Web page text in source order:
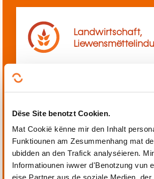
Dëse Site benotzt Cookien.
Mat Cookië kënne mir den Inhalt
Funktiounen am Zesummenhang mat
ubidden an den Trafick analyséieren.
Informatiounen iwwer d'Benotzung vun
eise Partner aus de soziale Medien,
Landwirtschaft,
Mechanik,
Automatiséierung